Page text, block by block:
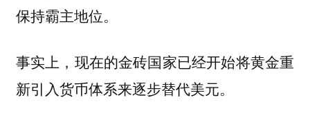
保持霸主地位。
事实上，现在的金砖国家已经开始将黄金重
新引入货币体系来逐步替代美元。